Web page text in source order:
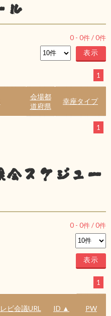
ル
0 - 0件 /0件
1
会場都
道府県
幸座タイプ
1
会スケジュー
0 - 0件 /0件
1
ビ会議URL ID ▲ PW